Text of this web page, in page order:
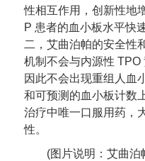
性相互作用，创新性地
P 患者的血小板水平快
二，艾曲泊帕的安全性
机制不会与内源性
因此不会出现重组人血
和可预测的血小板计数
治疗中唯一口服用药，
性。
(图片说明：艾曲